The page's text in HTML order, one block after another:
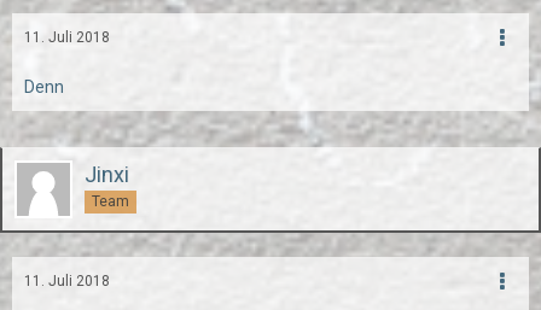
11. Juli 2018
Denn
Jinxi
Team
11. Juli 2018